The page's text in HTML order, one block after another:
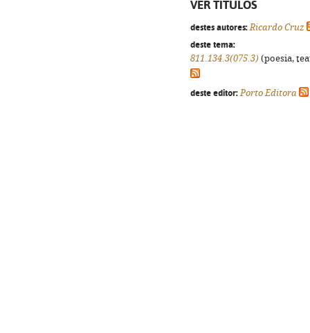
VER TÍTULOS
destes autores: Ricardo Cruz
deste tema:
811.134.3(075.3) (poesia,
deste editor: Porto Editora